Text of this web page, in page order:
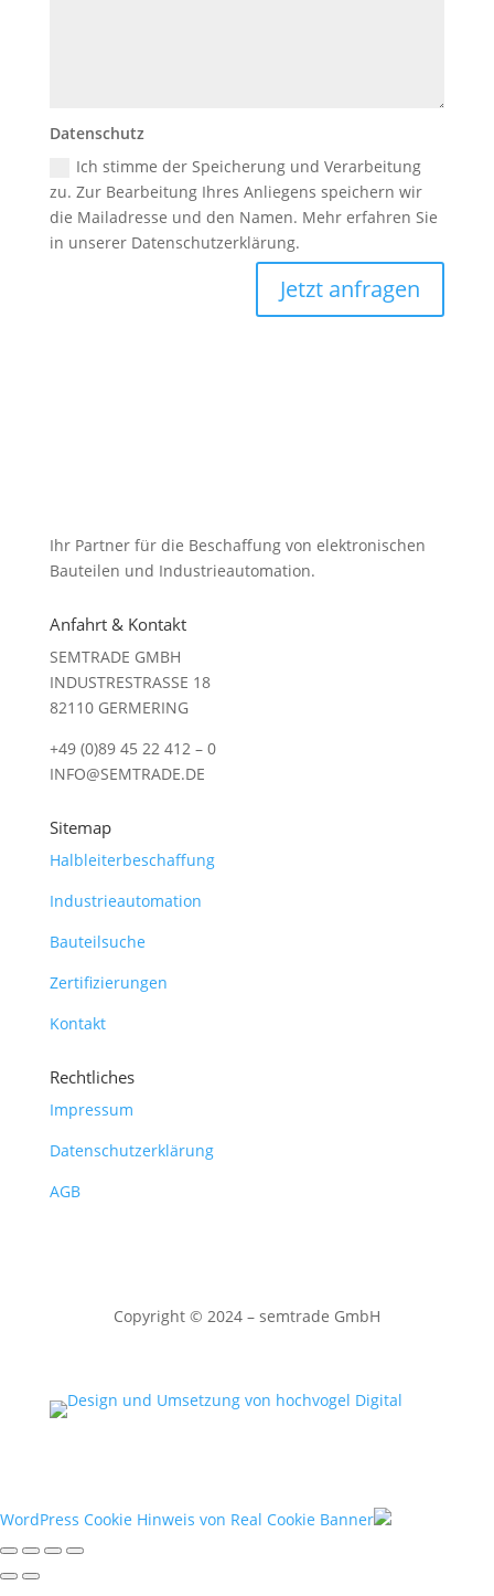
Datenschutz
Ich stimme der Speicherung und Verarbeitung
zu. Zur Bearbeitung Ihres Anliegens speichern wir
die Mailadresse und den Namen. Mehr erfahren Sie
in unserer Datenschutzerklärung.
Jetzt anfragen
Ihr Partner für die Beschaffung von elektronischen
Bauteilen und Industrieautomation.
Anfahrt & Kontakt
SEMTRADE GMBH
INDUSTRESTRASSE 18
82110 GERMERING
+49 (0)89 45 22 412 – 0
INFO@SEMTRADE.DE
Sitemap
Halbleiterbeschaffung
Industrieautomation
Bauteilsuche
Zertifizierungen
Kontakt
Rechtliches
Impressum
Datenschutzerklärung
AGB
Copyright © 2024 – semtrade GmbH
WordPress Cookie Hinweis von Real Cookie Banner